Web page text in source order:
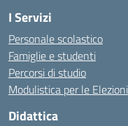
I Servizi
Personale scolastico
Famiglie e studenti
Percorsi di studio
Modulistica per le Elezioni
Didattica